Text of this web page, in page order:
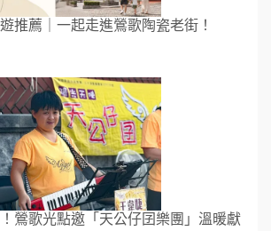
推薦｜一起走進鶯歌陶瓷老街！
鶯歌光點邀「天公仔囝樂團」溫暖獻